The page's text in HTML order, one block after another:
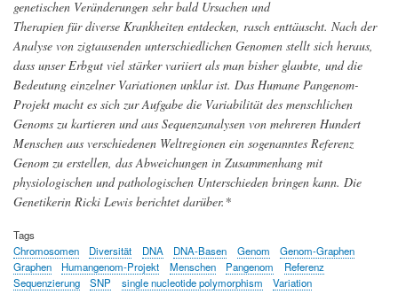
genetischen Veränderungen sehr bald Ursachen und
Therapien für diverse Krankheiten entdecken, rasch enttäuscht. Nach der
Analyse von zigtausenden unterschiedlichen Genomen stellt sich heraus,
dass unser Erbgut viel stärker variiert als man bisher glaubte, und die
Bedeutung einzelner Variationen unklar ist. Das Humane Pangenom-
Projekt macht es sich zur Aufgabe die Variabilität des menschlichen
Genoms zu kartieren und aus Sequenzanalysen von mehreren Hundert
Menschen aus verschiedenen Weltregionen ein sogenanntes Referenz
Genom zu erstellen, das Abweichungen in Zusammenhang mit
physiologischen und pathologischen Unterschieden bringen kann. Die
Genetikerin Ricki Lewis berichtet darüber.*
Tags
Chromosomen
Diversität DNA DNA-Basen Genom
Genom-Graphen
Graphen
Humangenom-Projekt Menschen Pangenom
Referenz
Sequenzierung
SNP single nucleotide polymorphism Variation